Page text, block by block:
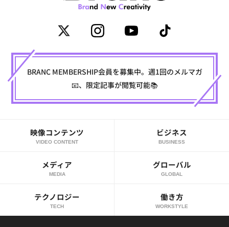
BRANC MEMBERSHIP会員を募集中。週1回のメルマガ
📧、限定記事が閲覧可能📚
映像コンテンツ
VIDEO CONTENT
ビジネス
BUSINESS
メディア
MEDIA
グローバル
GLOBAL
テクノロジー
TECH
働き方
WORKSTYLE